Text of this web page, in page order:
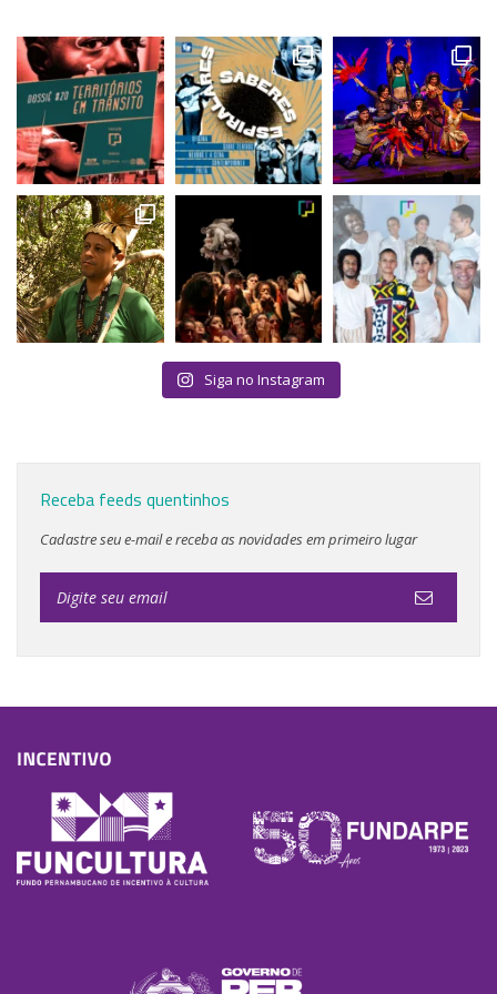
Siga no Instagram
Receba feeds quentinhos
Cadastre seu e-mail e receba as novidades em primeiro lugar